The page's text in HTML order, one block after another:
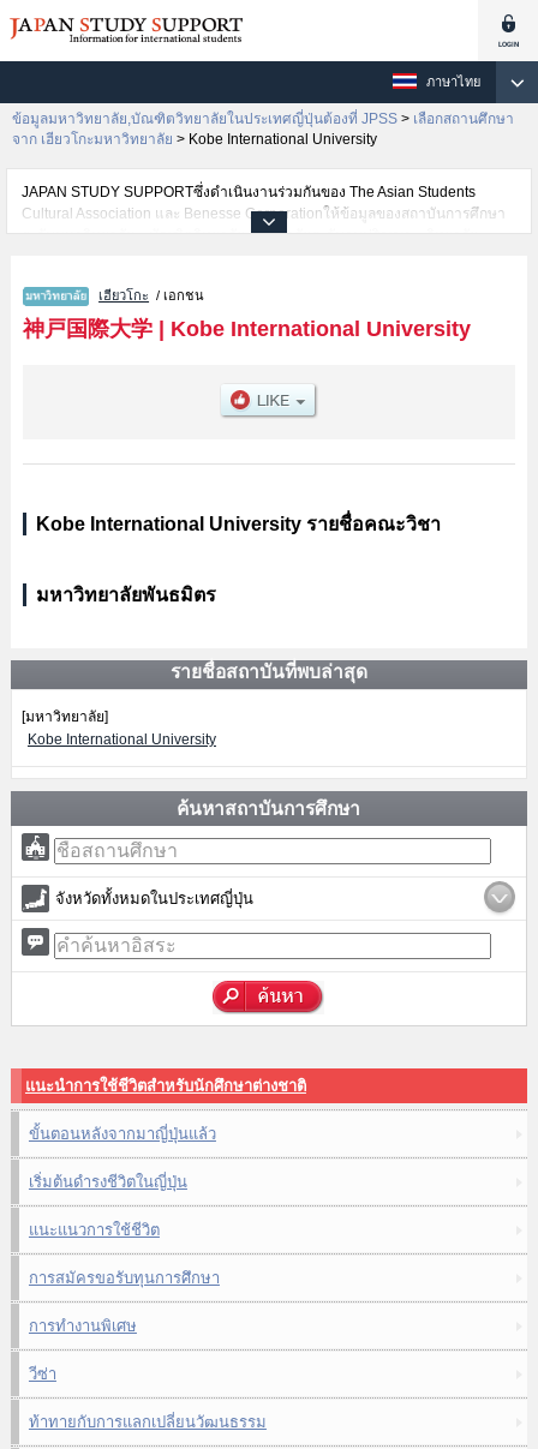
ภาษาไทย
ข้อมูลมหาวิทยาลัย,บัณฑิตวิทยาลัยในประเทศญี่ปุ่นต้องที่ JPSS > เลือกสถานศึกษา
จาก เฮียวโกะมหาวิทยาลัย > Kobe International University
JAPAN STUDY SUPPORTซึ่งดำเนินงานร่วมกันของ The Asian Students
Cultural Association และ Benesse Corporationให้ข้อมูลของสถาบันการศึกษา
ระดับมหาวิทยาลัย・บัณฑิตวิทยาลัย・วิทยาลัยระดับอนุปริญญา・วิทยาลัย
นักศึกษาต่างชาติเช่นข้อมูลของแต่ละคณะ,ข้อมูลการสอบคัดเลือกเข้าศึกษาเช่น
จำนวนคนที่รับสมัครหรือจำนวนคนที่ผ่านการสอบคัดเลือกเป็นต้น,แนะนำสถาน
ที่,การเดินทางเป็นต้นไว้ด้วยดังนั้นขอเชิญใช้บริการค้นหาข้อมูลตามอัธยาศัย
เฮียวโกะ / เอกชน
神戸国際大学| Kobe International University
Kobe International University รายชื่อคณะวิชา
มหาวิทยาลัยพันธมิตร
รายชื่อสถาบันที่พบล่าสุด
[มหาวิทยาลัย]
Kobe International University
ค้นหาสถาบันการศึกษา
จังหวัดทั้งหมดในประเทศญี่ปุ่น
แนะนำการใช้ชีวิตสำหรับนักศึกษาต่างชาติ
ขั้นตอนหลังจากมาญี่ปุ่นแล้ว
เริ่มต้นดำรงชีวิตในญี่ปุ่น
แนะแนวการใช้ชีวิต
การสมัครขอรับทุนการศึกษา
การทำงานพิเศษ
วีซ่า
ท้าทายกับการแลกเปลี่ยนวัฒนธรรม